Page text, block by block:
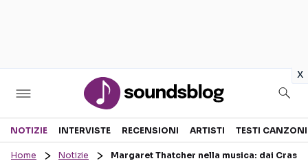
x
Sezioni
NOTIZIE INTERVISTE RECENSIONI ARTISTI TESTI CANZONI
Home Notizie Margaret Thatcher nella musica: dai Crass